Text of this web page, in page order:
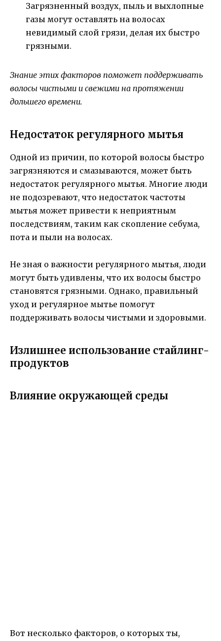
Загрязненный воздух, пыль и выхлопные
газы могут оставлять на волосах
невидимый слой грязи, делая их быстро
грязными.
Знание этих факторов поможет поддерживать
волосы чистыми и свежими на протяжении
дольшего времени.
Недостаток регулярного мытья
Одной из причин, по которой волосы быстро
загрязняются и смазываются, может быть
недостаток регулярного мытья. Многие люди
не подозревают, что недостаток частоты
мытья может привести к неприятным
последствиям, таким как скопление себума,
пота и пыли на волосах.
Не зная о важности регулярного мытья, люди
могут быть удивлены, что их волосы быстро
становятся грязными. Однако, правильный
уход и регулярное мытье помогут
поддерживать волосы чистыми и здоровыми.
Излишнее использование стайлинг-
продуктов
Влияние окружающей среды
Вот несколько факторов, о которых ты,